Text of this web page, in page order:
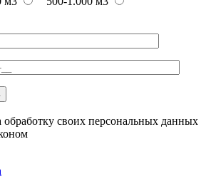
обработку своих персональных данных